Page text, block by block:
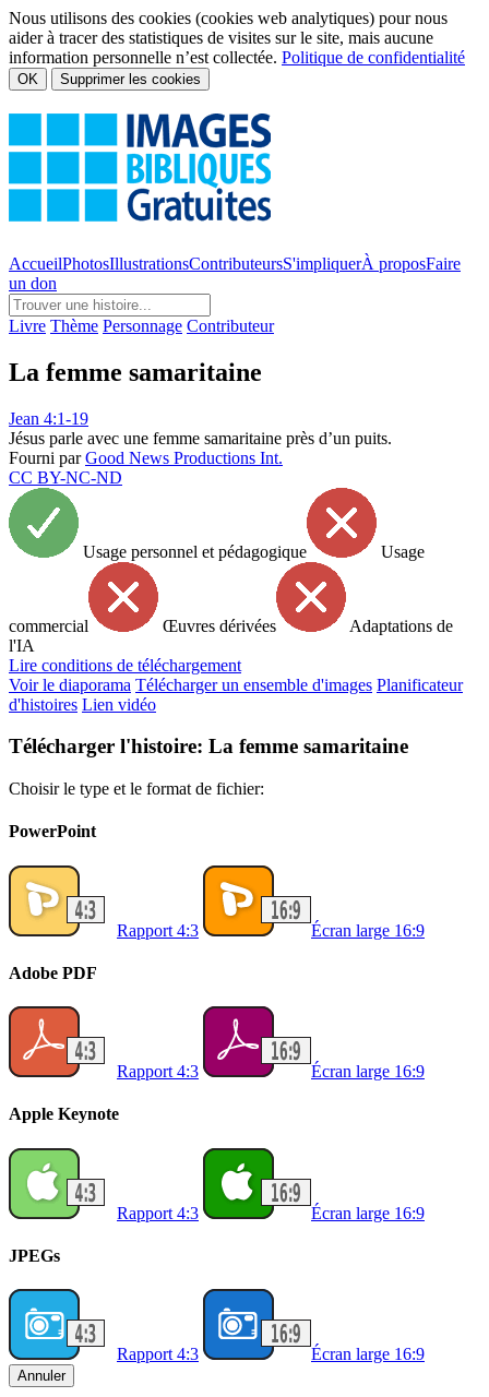
Nous utilisons des cookies (cookies web analytiques) pour nous
aider à tracer des statistiques de visites sur le site, mais aucune
information personnelle n’est collectée. Politique de confidentialité
OK Supprimer les cookies
AccueilPhotosIllustrationsContributeursS'impliquerÀ proposFaire
un don
Livre Thème Personnage Contributeur
La femme samaritaine
Jean 4:1-19
Jésus parle avec une femme samaritaine près d’un puits.
Fourni parGood News Productions Int.
CC BY-NC-ND
Usage personnel et pédagogique Usage
commercial Œuvres dérivées
Adaptations de
l'IA
Lire conditions de téléchargement
Voir le diaporama Télécharger un ensemble d'images Planificateur
d'histoires Lien vidéo
Télécharger l'histoire: La femme samaritaine
Choisir le type et le format de fichier:
PowerPoint
Rapport 4:3 Écran large 16:9
Adobe PDF
Rapport 4:3 Écran large 16:9
Apple Keynote
Rapport 4:3 Écran large 16:9
JPEGs
Rapport 4:3 Écran large 16:9
Annuler